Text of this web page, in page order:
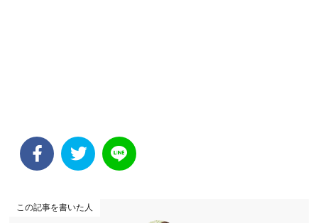
この記事を書いた人